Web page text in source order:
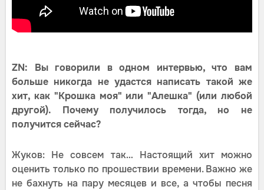
ZN: Вы говорили в одном интервью, что вам
больше никогда не удастся написать такой же
хит, как "Крошка моя" или "Алешка" (или любой
другой). Почему получилось тогда, но не
получится сейчас?
Жуков: Не совсем так… Настоящий хит можно
оценить только по прошествии времени. Важно же
не бахнуть на пару месяцев и все, а чтобы песня